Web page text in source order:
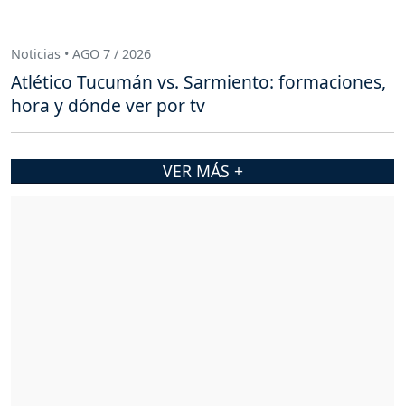
Noticias • AGO 7 / 2026
Atlético Tucumán vs. Sarmiento: formaciones,
hora y dónde ver por tv
VER MÁS +